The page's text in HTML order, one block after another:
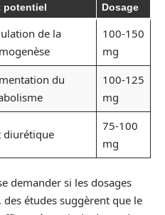
potentiel Dosage
de la
100-150
mg
du
100-125
mg
diurétique
75-100
mg
demander si les dosages
études suggèrent que le